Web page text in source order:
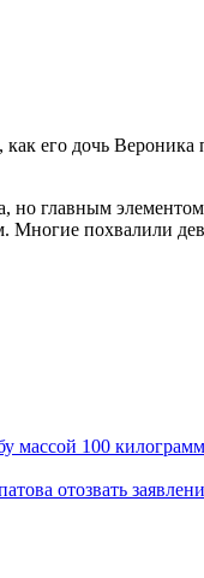
его дочь
но главным
похвалили
массой 100
отозвать